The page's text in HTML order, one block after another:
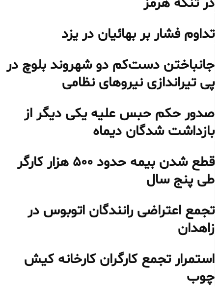
تداوم فشار بر بهائیان در یزد
جانباختن دست‌کم دو شهروند بلوچ در
پی تیراندازی نیروهای نظامی
صدور حکم حبس علیه یکی دیگر از
بازداشت شدگان دیماه
قطع شدن بیمه حدود ۵۰۰ هزار کارگر
طی پنج سال
تجمع اعتراضی رانندگان اتوبوس در
زاهدان
استمرار تجمع کارگران کارخانه کیش
چوب